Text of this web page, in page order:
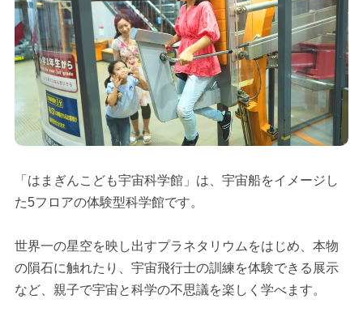
「はまぎんこども宇宙科学館」は、宇宙船をイメージし
た5フロアの体験型科学館です。
世界一の星空を映し出すプラネタリウムをはじめ、本物
の隕石に触れたり、宇宙飛行士の訓練を体験できる展示
など、親子で宇宙と科学の不思議を楽しく学べます。